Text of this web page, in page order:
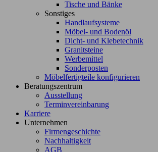
Tische und Bänke
Sonstiges
Handlaufsysteme
Möbel- und Bodenöl
Dicht- und Klebetechnik
Granitsteine
Werbemittel
Sonderposten
Möbelfertigteile konfigurieren
Beratungszentrum
Ausstellung
Terminvereinbarung
Karriere
Unternehmen
Firmengeschichte
Nachhaltigkeit
AGB